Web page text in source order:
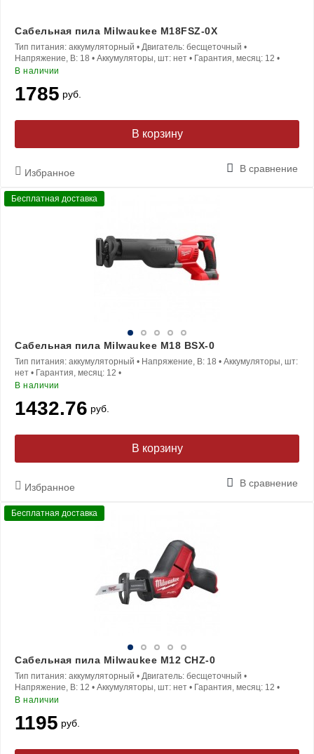
Сабельная пила Milwaukee M18FSZ-0X
Тип питания: аккумуляторный • Двигатель: бесщеточный •
Напряжение, В: 18 • Аккумуляторы, шт: нет • Гарантия, месяц: 12 •
В наличии
1785 руб.
В корзину
Избранное В сравнение
Бесплатная доставка
Сабельная пила Milwaukee M18 BSX-0
Тип питания: аккумуляторный • Напряжение, В: 18 • Аккумуляторы, шт:
нет • Гарантия, месяц: 12 •
В наличии
1432.76 руб.
В корзину
Избранное В сравнение
Бесплатная доставка
Сабельная пила Milwaukee M12 CHZ-0
Тип питания: аккумуляторный • Двигатель: бесщеточный •
Напряжение, В: 12 • Аккумуляторы, шт: нет • Гарантия, месяц: 12 •
В наличии
1195 руб.